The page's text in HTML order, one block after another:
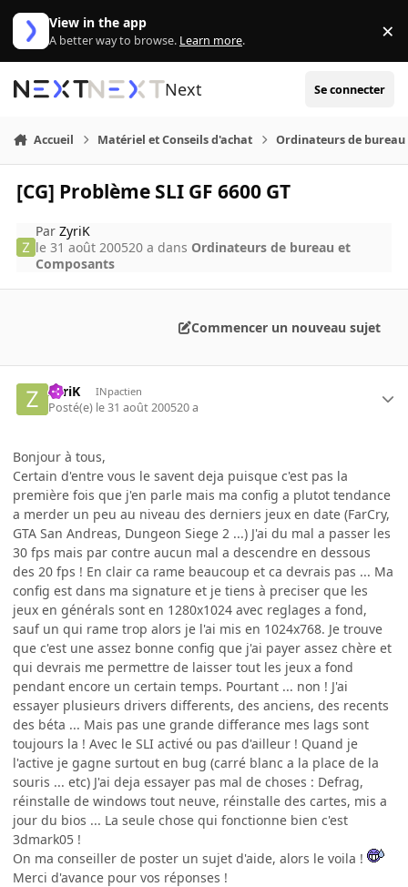
Aller au contenu
View in the app
A better way to browse. Learn more. ×
Next Se connecter
Accueil Matériel et Conseils d'achat Ordinateurs de bureau
[CG] Problème SLI GF 6600 GT
ParZyriK
le 31 août 200520 a dans Ordinateurs de bureau et
Composants
Commencer un nouveau sujet
ZyriK INpactien
Posté(e) le 31 août 200520 a
Bonjour à tous,
Certain d'entre vous le savent deja puisque c'est pas la
première fois que j'en parle mais ma config a plutot tendance
a merder un peu au niveau des derniers jeux en date (FarCry,
GTA San Andreas, Dungeon Siege 2 ...) J'ai du mal a passer les
30 fps mais par contre aucun mal a descendre en dessous
des 20 fps ! En clair ca rame beaucoup et ca devrais pas ... Ma
config est dans ma signature et je tiens à preciser que les
jeux en générals sont en 1280x1024 avec reglages a fond,
sauf un qui rame trop alors je l'ai mis en 1024x768. Je trouve
que c'est une assez bonne config que j'ai payer assez chère et
qui devrais me permettre de laisser tout les jeux a fond
pendant encore un certain temps. Pourtant ... non ! J'ai
essayer plusieurs drivers differents, des anciens, des recents
des béta ... Mais pas une grande differance mes lags sont
toujours la ! Avec le SLI activé ou pas d'ailleur ! Quand je
l'active je gagne surtout en bug (carré blanc a la place de la
souris ... etc) J'ai deja essayer pas mal de choses : Defrag,
réinstalle de windows tout neuve, réinstalle des cartes, mis a
jour du bios ... La seule chose qui fonctionne bien c'est
3dmark05 !
On ma conseiller de poster un sujet d'aide, alors le voila !
Merci d'avance pour vos réponses !